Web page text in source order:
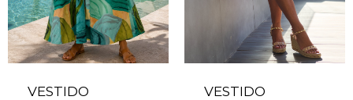
VESTIDO
VESTIDO